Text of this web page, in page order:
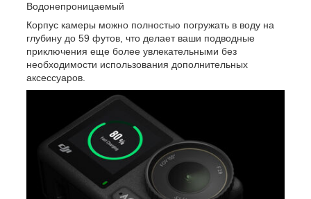
Водонепроницаемый
Корпус камеры можно полностью погружать в воду на
глубину до 59 футов, что делает ваши подводные
приключения еще более увлекательными без
необходимости использования дополнительных
аксессуаров.